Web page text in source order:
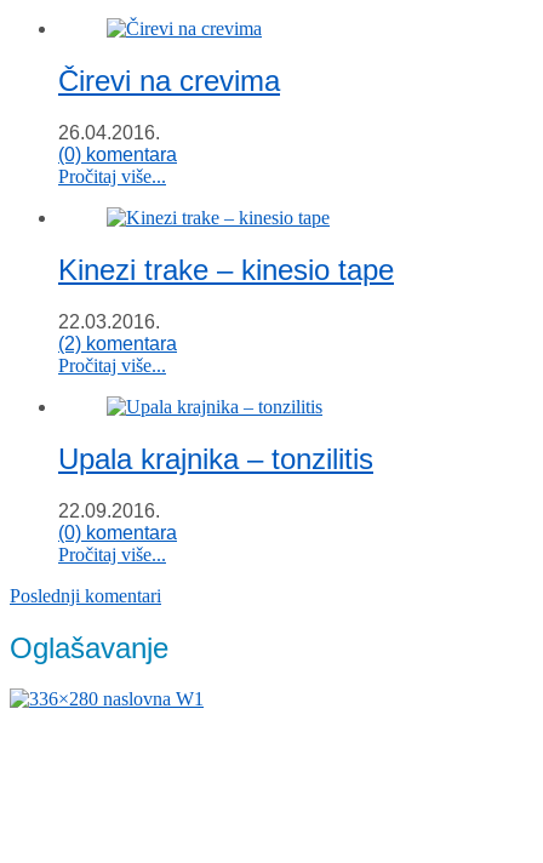
Čirevi na crevima
26.04.2016.
(0) komentara
Pročitaj više...
Kinezi trake – kinesio tape
22.03.2016.
(2) komentara
Pročitaj više...
Upala krajnika – tonzilitis
22.09.2016.
(0) komentara
Pročitaj više...
Poslednji komentari
Oglašavanje